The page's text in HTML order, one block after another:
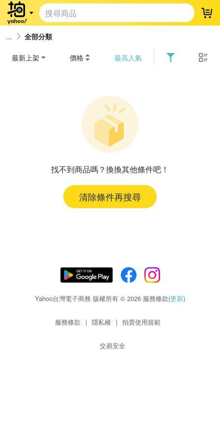
登
全部分類
最新上架 價格 最高人氣
找不到商品嗎？換換其他條件吧！
清除條件再搜尋
Yahoo台灣電子商務 版權所有 © 2026 服務條款(更新)
服務條款 | 隱私權 | 拍賣使用規範
交易安全